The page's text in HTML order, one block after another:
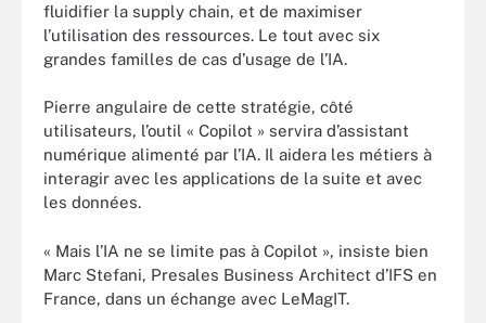
fluidifier la supply chain, et de maximiser
l’utilisation des ressources. Le tout avec six
grandes familles de cas d’usage de l’IA.
Pierre angulaire de cette stratégie, côté
utilisateurs, l’outil « Copilot » servira d’assistant
numérique alimenté par l’IA. Il aidera les métiers à
interagir avec les applications de la suite et avec
les données.
« Mais l’IA ne se limite pas à Copilot », insiste bien
Marc Stefani, Presales Business Architect d’IFS en
France, dans un échange avec LeMagIT.